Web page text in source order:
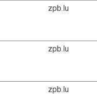
zpb.lu
zpb.lu
zpb.lu